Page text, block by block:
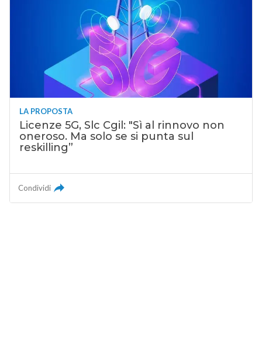
LA PROPOSTA
Licenze 5G, Slc Cgil: "Sì al rinnovo non
oneroso. Ma solo se si punta sul
reskilling”
Condividi